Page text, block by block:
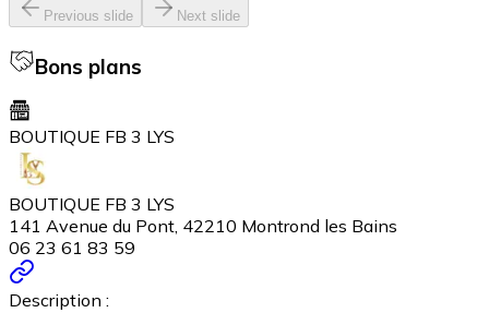
Previous slide Next slide
Bons plans
BOUTIQUE FB 3 LYS
BOUTIQUE FB 3 LYS
141 Avenue du Pont, 42210 Montrond les Bains
06 23 61 83 59
Description :